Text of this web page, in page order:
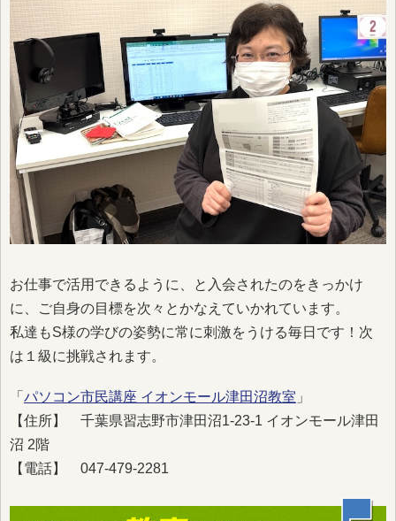
お仕事で活用できるように、と入会されたのをきっかけ
に、ご自身の目標を次々とかなえていかれています。
私達もS様の学びの姿勢に常に刺激をうける毎日です！次
は１級に挑戦されます。
「 パソコン市民講座 イオンモール津田沼教室 」
【住所】 千葉県習志野市津田沼1-23-1 イオンモール津田
沼 2階
【電話】 047-479-2281